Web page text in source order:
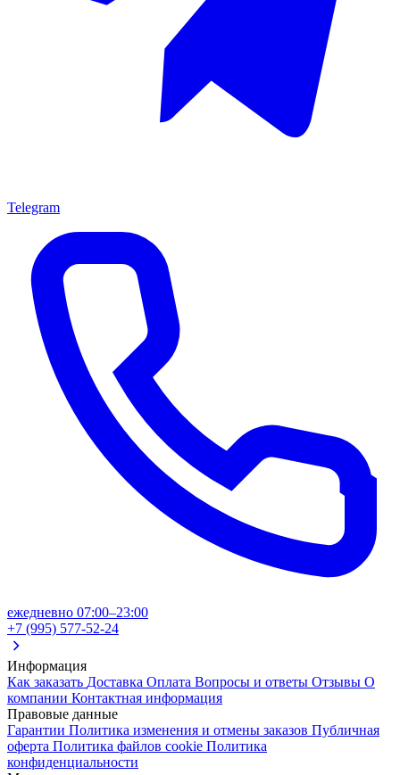
Telegram
ежедневно 07:00–23:00
+7 (995) 577-52-24
Информация
Как заказать Доставка Оплата Вопросы и ответы Отзывы О
компании Контактная информация
Правовые данные
Гарантии Политика изменения и отмены заказов Публичная
оферта Политика файлов cookie Политика
конфиденциальности